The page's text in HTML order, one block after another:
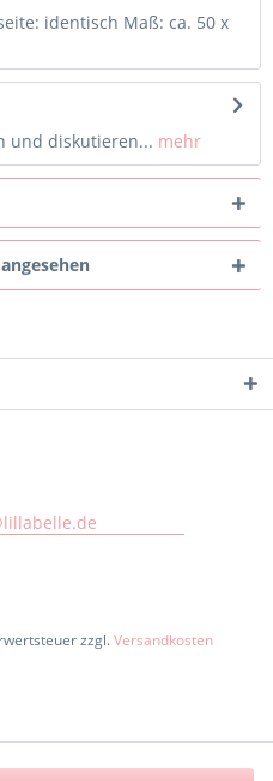
identisch Maß: ca. 50 x
und diskutieren... mehr
zzgl.Versandkosten